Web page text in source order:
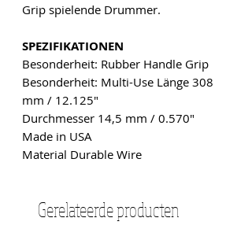
Grip spielende Drummer.
SPEZIFIKATIONEN
Besonderheit: Rubber Handle Grip
Besonderheit: Multi-Use Länge 308
mm / 12.125"
Durchmesser 14,5 mm / 0.570"
Made in USA
Material Durable Wire
Gerelateerde producten